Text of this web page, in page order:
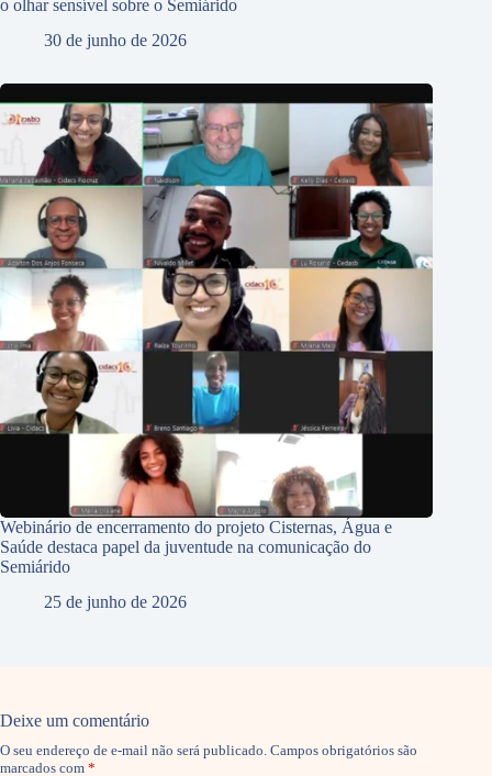
o olhar sensível sobre o Semiárido
30 de junho de 2026
Webinário de encerramento do projeto Cisternas, Água e
Saúde destaca papel da juventude na comunicação do
Semiárido
25 de junho de 2026
Deixe um comentário
O seu endereço de e-mail não será publicado. Campos obrigatórios são
marcados com *